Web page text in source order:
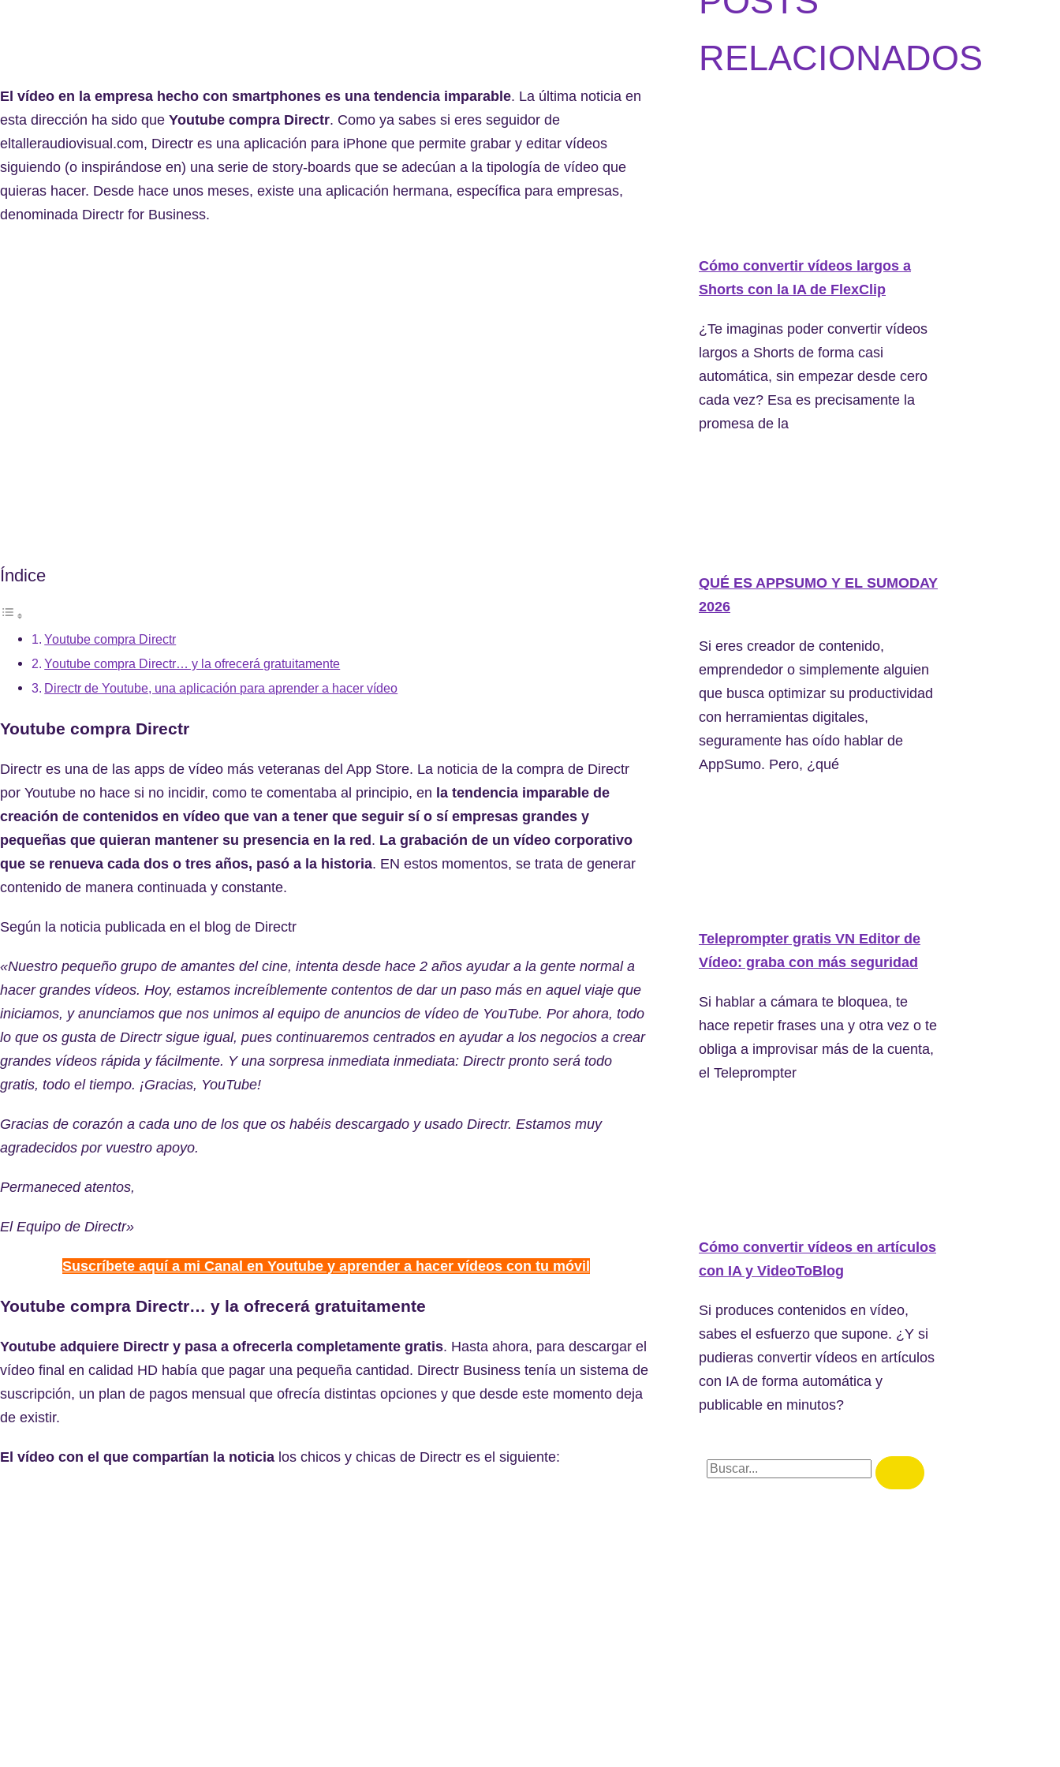
El vídeo en la empresa hecho con smartphones es una tendencia imparable. La última noticia en
esta dirección ha sido que Youtube compra Directr. Como ya sabes si eres seguidor de
eltalleraudiovisual.com, Directr es una aplicación para iPhone que permite grabar y editar vídeos
siguiendo (o inspirándose en) una serie de story-boards que se adecúan a la tipología de vídeo que
quieras hacer. Desde hace unos meses, existe una aplicación hermana, específica para empresas,
denominada Directr for Business.
Índice
Youtube compra Directr
Youtube compra Directr… y la ofrecerá gratuitamente
Directr de Youtube, una aplicación para aprender a hacer vídeo
Youtube compra Directr
Directr es una de las apps de vídeo más veteranas del App Store. La noticia de la compra de Directr
por Youtube no hace si no incidir, como te comentaba al principio, en la tendencia imparable de
creación de contenidos en vídeo que van a tener que seguir sí o sí empresas grandes y
pequeñas que quieran mantener su presencia en la red. La grabación de un vídeo corporativo
que se renueva cada dos o tres años, pasó a la historia. EN estos momentos, se trata de generar
contenido de manera continuada y constante.
Según la noticia publicada en el blog de Directr
«Nuestro pequeño grupo de amantes del cine, intenta desde hace 2 años ayudar a la gente normal a
hacer grandes vídeos. Hoy, estamos increíblemente contentos de dar un paso más en aquel viaje que
iniciamos, y anunciamos que nos unimos al equipo de anuncios de vídeo de YouTube. Por ahora, todo
lo que os gusta de Directr sigue igual, pues continuaremos centrados en ayudar a los negocios a crear
grandes vídeos rápida y fácilmente. Y una sorpresa inmediata inmediata: Directr pronto será todo
gratis, todo el tiempo. ¡Gracias, YouTube!
Gracias de corazón a cada uno de los que os habéis descargado y usado Directr. Estamos muy
agradecidos por vuestro apoyo.
Permaneced atentos,
El Equipo de Directr»
Suscríbete aquí a mi Canal en Youtube y aprender a hacer vídeos con tu móvil
Youtube compra Directr… y la ofrecerá gratuitamente
Youtube adquiere Directr y pasa a ofrecerla completamente gratis. Hasta ahora, para descargar el
vídeo final en calidad HD había que pagar una pequeña cantidad. Directr Business tenía un sistema de
suscripción, un plan de pagos mensual que ofrecía distintas opciones y que desde este momento deja
de existir.
El vídeo con el que compartían la noticia los chicos y chicas de Directr es el siguiente:
RELACIONADOS
Cómo convertir vídeos largos a
Shorts con la IA de FlexClip
¿Te imaginas poder convertir vídeos
largos a Shorts de forma casi
automática, sin empezar desde cero
cada vez? Esa es precisamente la
promesa de la
QUÉ ES APPSUMO Y EL SUMODAY
2026
Si eres creador de contenido,
emprendedor o simplemente alguien
que busca optimizar su productividad
con herramientas digitales,
seguramente has oído hablar de
AppSumo. Pero, ¿qué
Teleprompter gratis VN Editor de
Vídeo: graba con más seguridad
Si hablar a cámara te bloquea, te
hace repetir frases una y otra vez o te
obliga a improvisar más de la cuenta,
el Teleprompter
Cómo convertir vídeos en artículos
con IA y VideoToBlog
Si produces contenidos en vídeo,
sabes el esfuerzo que supone. ¿Y si
pudieras convertir vídeos en artículos
con IA de forma automática y
publicable en minutos?